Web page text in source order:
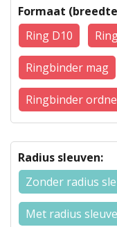
Formaat
Ring D10
Ringbinder mag
Ringbinder
Radius sleuven:
Zonder radius
Met radius